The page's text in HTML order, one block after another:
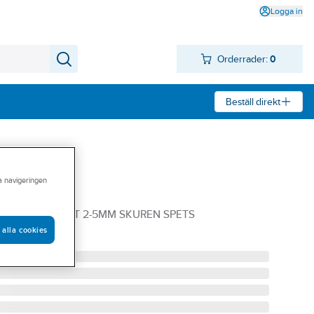
Logga in
Orderrader: 0
Beställ direkt
90
4-P (SB) SVART 2-5MM SKUREN SPETS
navigeringen
alla cookies